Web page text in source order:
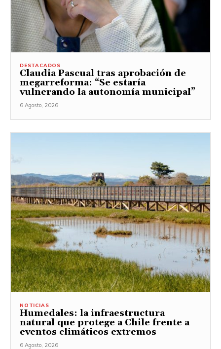
DESTACADOS
Claudia Pascual tras aprobación de
megarreforma: “Se estaría
vulnerando la autonomía municipal”
6 Agosto, 2026
NOTICIAS
Humedales: la infraestructura
natural que protege a Chile frente a
eventos climáticos extremos
6 Agosto, 2026